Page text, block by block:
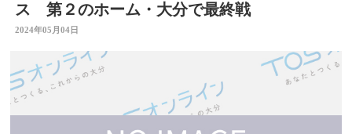
ス 第２のホーム・大分で最終戦
2024年05月04日